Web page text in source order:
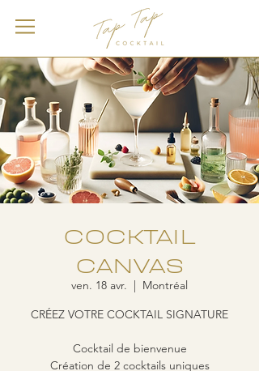
COCKTAIL
CANVAS
ven. 18 avr.
  |
Montréal
CRÉEZ VOTRE COCKTAIL SIGNATURE
Cocktail de bienvenue
Création de 2 cocktails uniques